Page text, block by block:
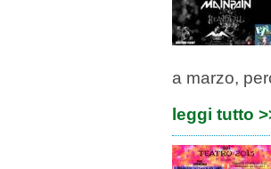
a marzo,
leggi tutto